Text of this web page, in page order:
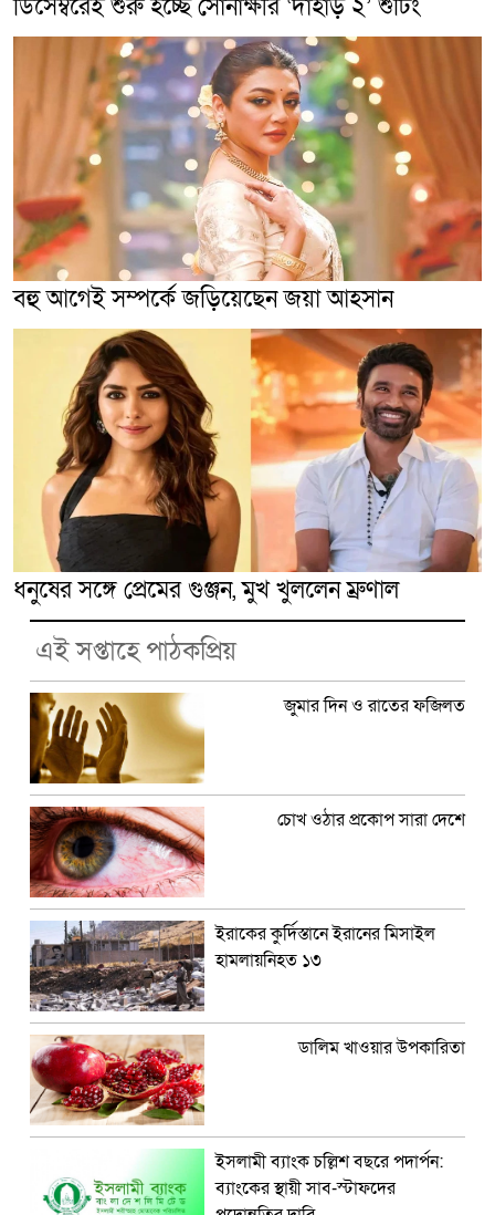
ডিসেম্বরেই শুরু হচ্ছে সোনাক্ষীর ‘দাহাড় ২’ শুটিং
বহু আগেই সম্পর্কে জড়িয়েছেন জয়া আহসান
ধনুষের সঙ্গে প্রেমের গুঞ্জন, মুখ খুললেন ম্রুণাল
এই সপ্তাহে পাঠকপ্রিয়
জুমার দিন ও রাতের ফজিলত
চোখ ওঠার প্রকোপ সারা দেশে
ইরাকের কুর্দিস্তানে ইরানের মিসাইল
হামলায়নিহত ১৩
ডালিম খাওয়ার উপকারিতা
ইসলামী ব্যাংক চল্লিশ বছরে পদার্পন:
ব্যাংকের স্থায়ী সাব-স্টাফদের